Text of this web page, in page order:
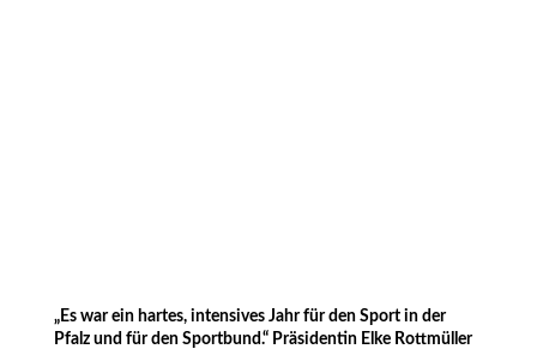
„Es war ein hartes, intensives Jahr für den Sport in der
Pfalz und für den Sportbund.“ Präsidentin Elke Rottmüller